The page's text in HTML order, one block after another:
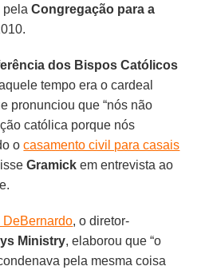
pelaCongregação para a
dos Bispos Católicos
tempo era o cardeal
pronunciou que “nós não
católica porque nós
ocasamento civil para casais
Gramick em entrevista ao
DeBernardo, o diretor-
Ministry, elaborou que “o
pela mesma coisa